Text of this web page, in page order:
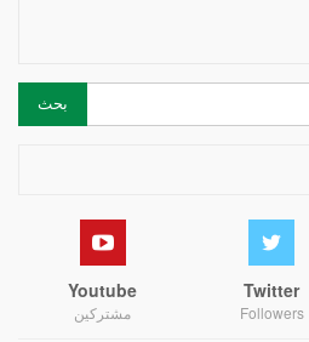
Twitter
Followers
Youtube
مشتركين